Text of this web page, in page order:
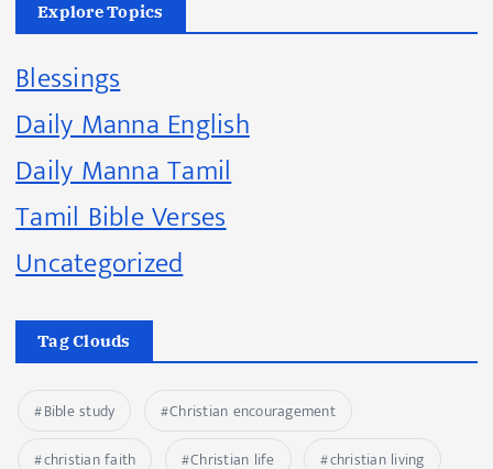
Explore Topics
Blessings
Daily Manna English
Daily Manna Tamil
Tamil Bible Verses
Uncategorized
Tag Clouds
Bible study
Christian encouragement
christian faith
Christian life
christian living